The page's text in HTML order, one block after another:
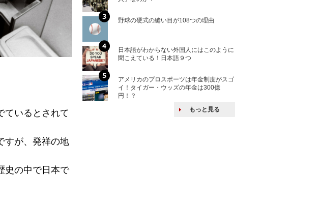
ているとされて
すが、発祥の地
史の中で日本で
野球の硬式の縫い目が108つの理由
日本語がわからない外国人にはこのように
聞こえている！日本語９つ
アメリカのプロスポーツは年金制度がスゴ
イ！タイガー・ウッズの年金は300億
円！？
もっと見る